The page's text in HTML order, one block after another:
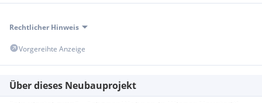
Rechtlicher Hinweis
Vorgereihte Anzeige
Über dieses Neubauprojekt